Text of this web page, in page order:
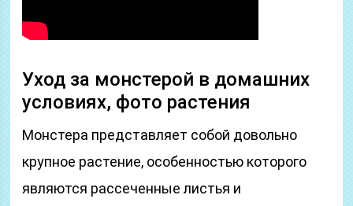
Уход за монстерой в домашних
условиях, фото растения
Монстера представляет собой довольно
крупное растение, особенностью которого
являются рассеченные листья и